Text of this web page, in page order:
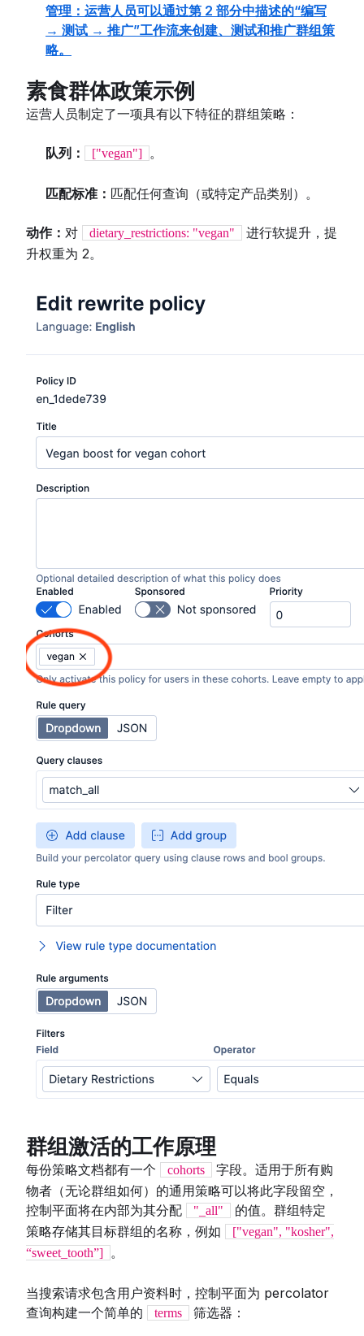
管理：运营人员可以通过第 2 部分中描述的“编写
→ 测试 → 推广”工作流来创建、测试和推广群组策
略。
素食群体政策示例
运营人员制定了一项具有以下特征的群组策略：
队列： ["vegan"] 。
匹配标准： 匹配任何查询（或特定产品类别）。
动作： 对 dietary_restrictions: "vegan"
进行软提升，提
升权重为 2。
群组激活的工作原理
每份策略文档都有一个 cohorts
字段。适用于所有购
物者（无论群组如何）的通用策略可以将此字段留空，
控制平面将在内部为其分配
"_all"
的值。群组特定
策略存储其目标群组的名称，例如
["vegan", "kosher",
“sweet_tooth”] 。
当搜索请求包含用户资料时，控制平面为 percolator
查询构建一个简单的
terms 筛选器：